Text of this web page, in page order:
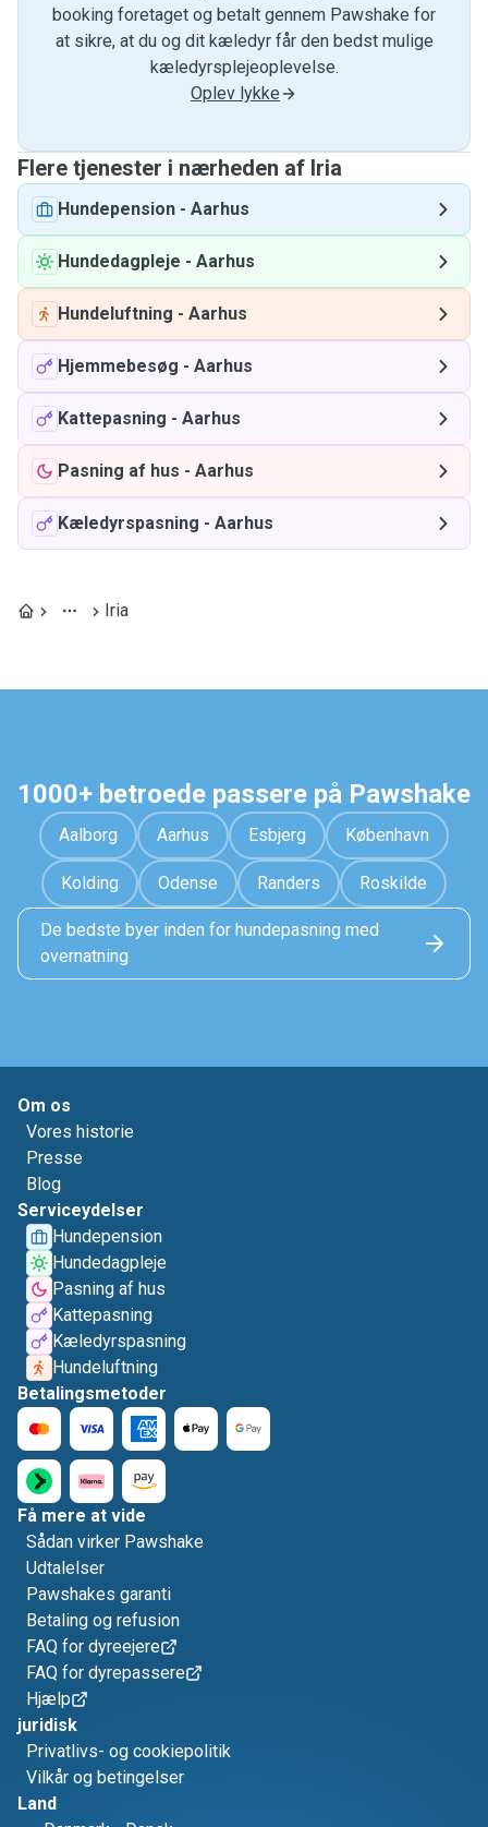
booking foretaget og betalt gennem Pawshake for
at sikre, at du og dit kæledyr får den bedst mulige
kæledyrsplejeoplevelse.
Oplev lykke
Flere tjenester i nærheden af ​​Iria
Hundepension - Aarhus
Hundedagpleje - Aarhus
Hundeluftning - Aarhus
Hjemmebesøg - Aarhus
Kattepasning - Aarhus
Pasning af hus - Aarhus
Kæledyrspasning - Aarhus
Iria
1000+ betroede passere på Pawshake
Aalborg Aarhus Esbjerg København
Kolding Odense Randers Roskilde
De bedste byer inden for hundepasning med
overnatning
Om os
Vores historie
Presse
Blog
Serviceydelser
Hundepension
Hundedagpleje
Pasning af hus
Kattepasning
Kæledyrspasning
Hundeluftning
Betalingsmetoder
Få mere at vide
Sådan virker Pawshake
Udtalelser
Pawshakes garanti
Betaling og refusion
FAQ for dyreejere
FAQ for dyrepassere
Hjælp
juridisk
Privatlivs- og cookiepolitik
Vilkår og betingelser
Land